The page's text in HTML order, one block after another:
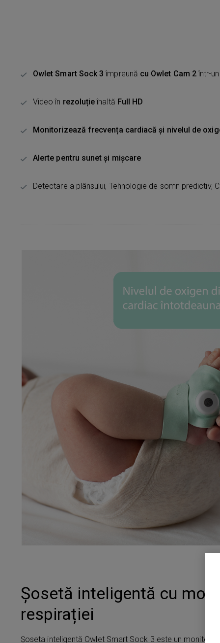
Owlet Smart Sock 3împreună cu Owlet Cam 2într-
Video în rezoluțieînaltă Full HD
Monitorizează frecvența cardiacă și nivelul de
Alerte pentru sunet și mișcare
Detectare a plânsului, Tehnologie de somn predictiv,
Șosetă inteligentă cu
respirației
Șoseta inteligentă Owlet Smart Sock 3 este un monitor